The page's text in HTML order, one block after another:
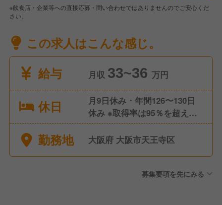
※飲食店・企業等への直接応募・問い合わせではありませんのでご安心くだ
さい。
この求人はこんな感じ。
給与
月収 33~36 万円
休日
月9日休み・年間126〜130日
休み ※取得率は95％を超えて
います。 当社独自の休暇制度
により、公休9日休みに加え
半期休暇 ★慶弔休暇 ★産前・
勤務地 大阪府 大阪市天王寺区
募集要項を先にみる